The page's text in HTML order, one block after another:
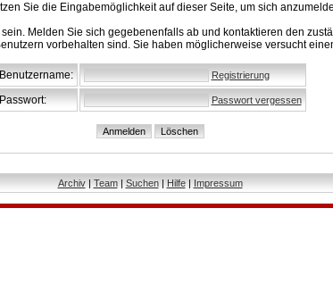
Sie die Eingabemöglichkeit auf dieser Seite, um sich
Melden Sie sich gegebenenfalls ab und kontaktieren den
vorbehalten sind. Sie haben möglicherweise versucht
Registrierung
Passwort vergessen
Archiv| Team| Suchen| Hilfe| Impressum